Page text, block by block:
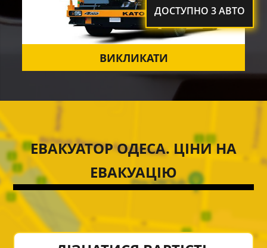
ДОСТУПНО 3 АВТО
ВИКЛИКАТИ
ЕВАКУАТОР ОДЕСА. ЦІНИ НА
ЕВАКУАЦІЮ